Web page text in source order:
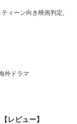
ティーン向き映画判定,
外ドラマ
レビュー】